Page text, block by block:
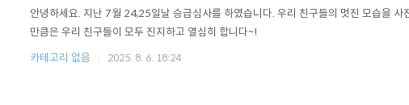
안녕하세요. 지난 7월 24,25일날 승급심사를 하였습니다. 우리 친구들의 멋진 모습을 사
만큼은 우리 친구들이 모두 진지하고 열심히 합니다~!
카테고리 없음
2025. 8. 6. 18:24